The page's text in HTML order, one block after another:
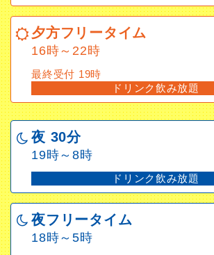
夕方フリータイム
16時～22時
最終受付 19時
ドリンク飲み放題
最終受付 14:30 ※土日祝 16時
ドリンク飲み放題
夕方フリータイム
最終受付 19時
ドリンク飲み放題
夜 30分
19時～8時
ドリンク飲み放題